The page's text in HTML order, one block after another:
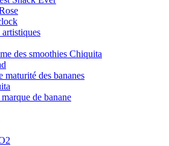
des smoothies Chiquita
maturité des bananes
de banane